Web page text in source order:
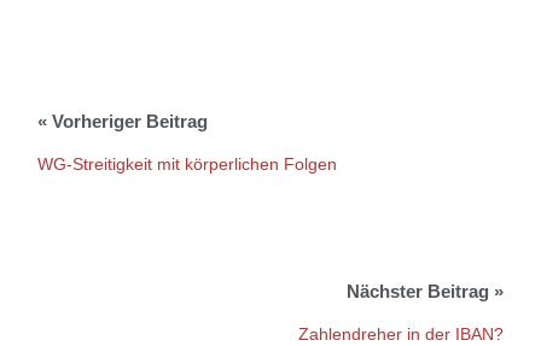
WG-Streitigkeit mit körperlichen Folgen
Zahlendreher in der IBAN?